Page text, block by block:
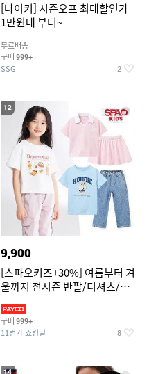
[나이키] 시즌오프 최대할인가
1만원대 부터~
무료배송
구매 999+
SSG 2
12
9,900
[스파오키즈+30%] 여름부터 겨
울까지 전시즌 반팔/티셔츠/셋
구매 999+
11번가 쇼킹딜 8
14